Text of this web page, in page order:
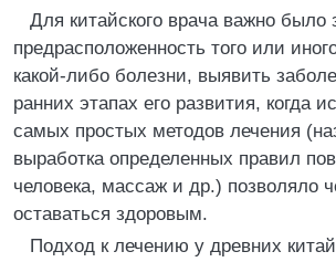
Для китайского врача важно было
предрасположенность того или
какой-либо болезни, выявить
ранних этапах его развития, когда
самых простых методов лечения
выработка определенных правил
человека, массаж и др.) позволяло
оставаться здоровым.
Подход к лечению у древних